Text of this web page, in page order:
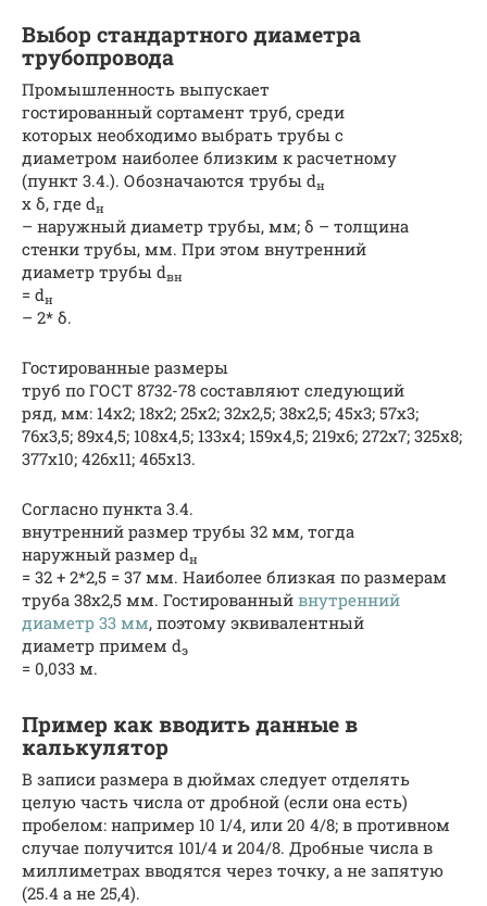
Выбор стандартного диаметра
трубопровода
Промышленность выпускает
гостированный сортамент труб, среди
которых необходимо выбрать трубы с
диаметром наиболее близким к расчетному
(пункт 3.4.). Обозначаются трубы dн
х δ, где dн
– наружный диаметр трубы, мм; δ – толщина
стенки трубы, мм. При этом внутренний
диаметр трубы dвн
= dн
– 2* δ.
Гостированные размеры
труб по ГОСТ 8732-78 составляют следующий
ряд, мм: 14х2; 18х2; 25х2; 32х2,5; 38х2,5; 45х3; 57х3;
76х3,5; 89х4,5; 108х4,5; 133х4; 159х4,5; 219х6; 272х7; 325х8;
377х10; 426х11; 465х13.
Согласно пункта 3.4.
внутренний размер трубы 32 мм, тогда
наружный размер dн
= 32 + 2*2,5 = 37 мм. Наиболее близкая по размерам
труба 38х2,5 мм. Гостированный внутренний
диаметр 33 мм, поэтому эквивалентный
диаметр примем dэ
= 0,033 м.
Пример как вводить данные в
калькулятор
В записи размера в дюймах следует отделять
целую часть числа от дробной (если она есть)
пробелом: например 10 1/4, или 20 4/8; в противном
случае получится 101/4 и 204/8. Дробные числа в
миллиметрах вводятся через точку, а не запятую
(25.4 а не 25,4).